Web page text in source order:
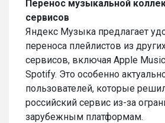
Перенос музыкальной
сервисов
Яндекс Музыка предлагает
переноса плейлистов из
сервисов, включая Apple
Spotify. Это особенно
пользователей, которые
российский сервис из-за
зарубежным платформам.